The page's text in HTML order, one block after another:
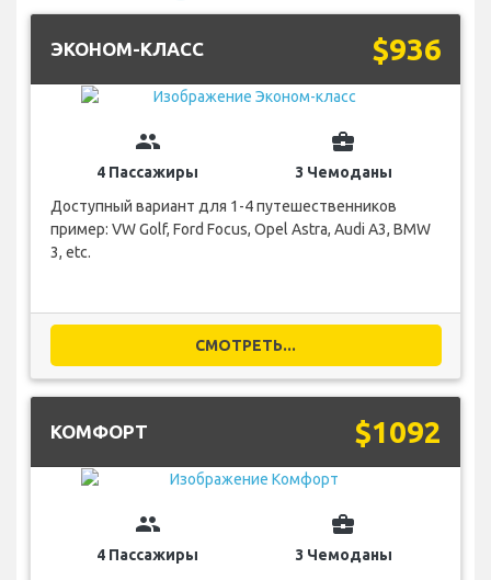
ЭКОНОМ-КЛАСС $936
group
4 Пассажиры
business_center
3 Чемоданы
Доступный вариант для 1-4 путешественников
пример: VW Golf, Ford Focus, Opel Astra, Audi A3, BMW
3, etc.
СМОТРЕТЬ...
КОМФОРТ $1092
group
4 Пассажиры
business_center
3 Чемоданы